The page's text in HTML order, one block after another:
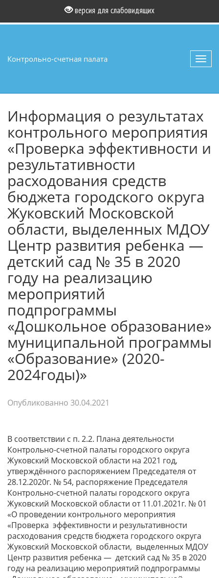
версия для слабовидящих
Контрольно-счетная палата
Информация о результатах
контрольного мероприятия
«Проверка эффективности и
результативности
расходования средств
бюджета городского округа
Жуковский Московской
области, выделенных МДОУ
Центр развития ребенка —
детский сад № 35 в 2020
году на реализацию
мероприятий
подпрограммы
«Дошкольное образование»
муниципальной программы
«Образование» (2020-
2024годы)»
Опубликованно 30.04.2021
В соответствии с п. 2.2. Плана деятельности
Контрольно-счетной палаты городского округа
Жуковский Московской области на 2021 год,
утверждённого распоряжением Председателя от
28.12.2020г. № 54, распоряжение Председателя
Контрольно-счетной палаты городского округа
Жуковский Московской области от 11.01.2021г. № 01
«О проведении контрольного мероприятия
«Проверка эффективности и результативности
расходования средств бюджета городского округа
Жуковский Московской области, выделенных МДОУ
Центр развития ребенка — детский сад № 35 в 2020
году на реализацию мероприятий подпрограммы